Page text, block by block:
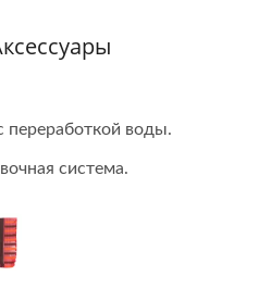
переработкой воды.
система.